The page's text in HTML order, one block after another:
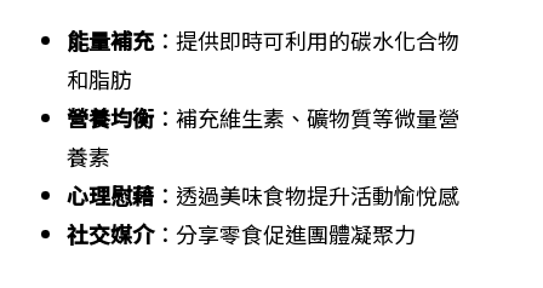
能量補充：提供即時可利用的碳水化合物
和脂肪
營養均衡：補充維生素、礦物質等微量營
養素
心理慰藉 ：透過美味食物提升活動愉悅感
社交媒介：分享零食促進團體凝聚力